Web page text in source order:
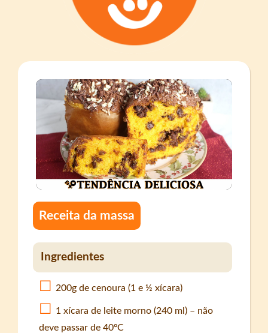
Receita da massa
Ingredientes
200g de cenoura (1 e ½ xícara)
1 xícara de leite morno (240 ml) – não
deve passar de 40ºC